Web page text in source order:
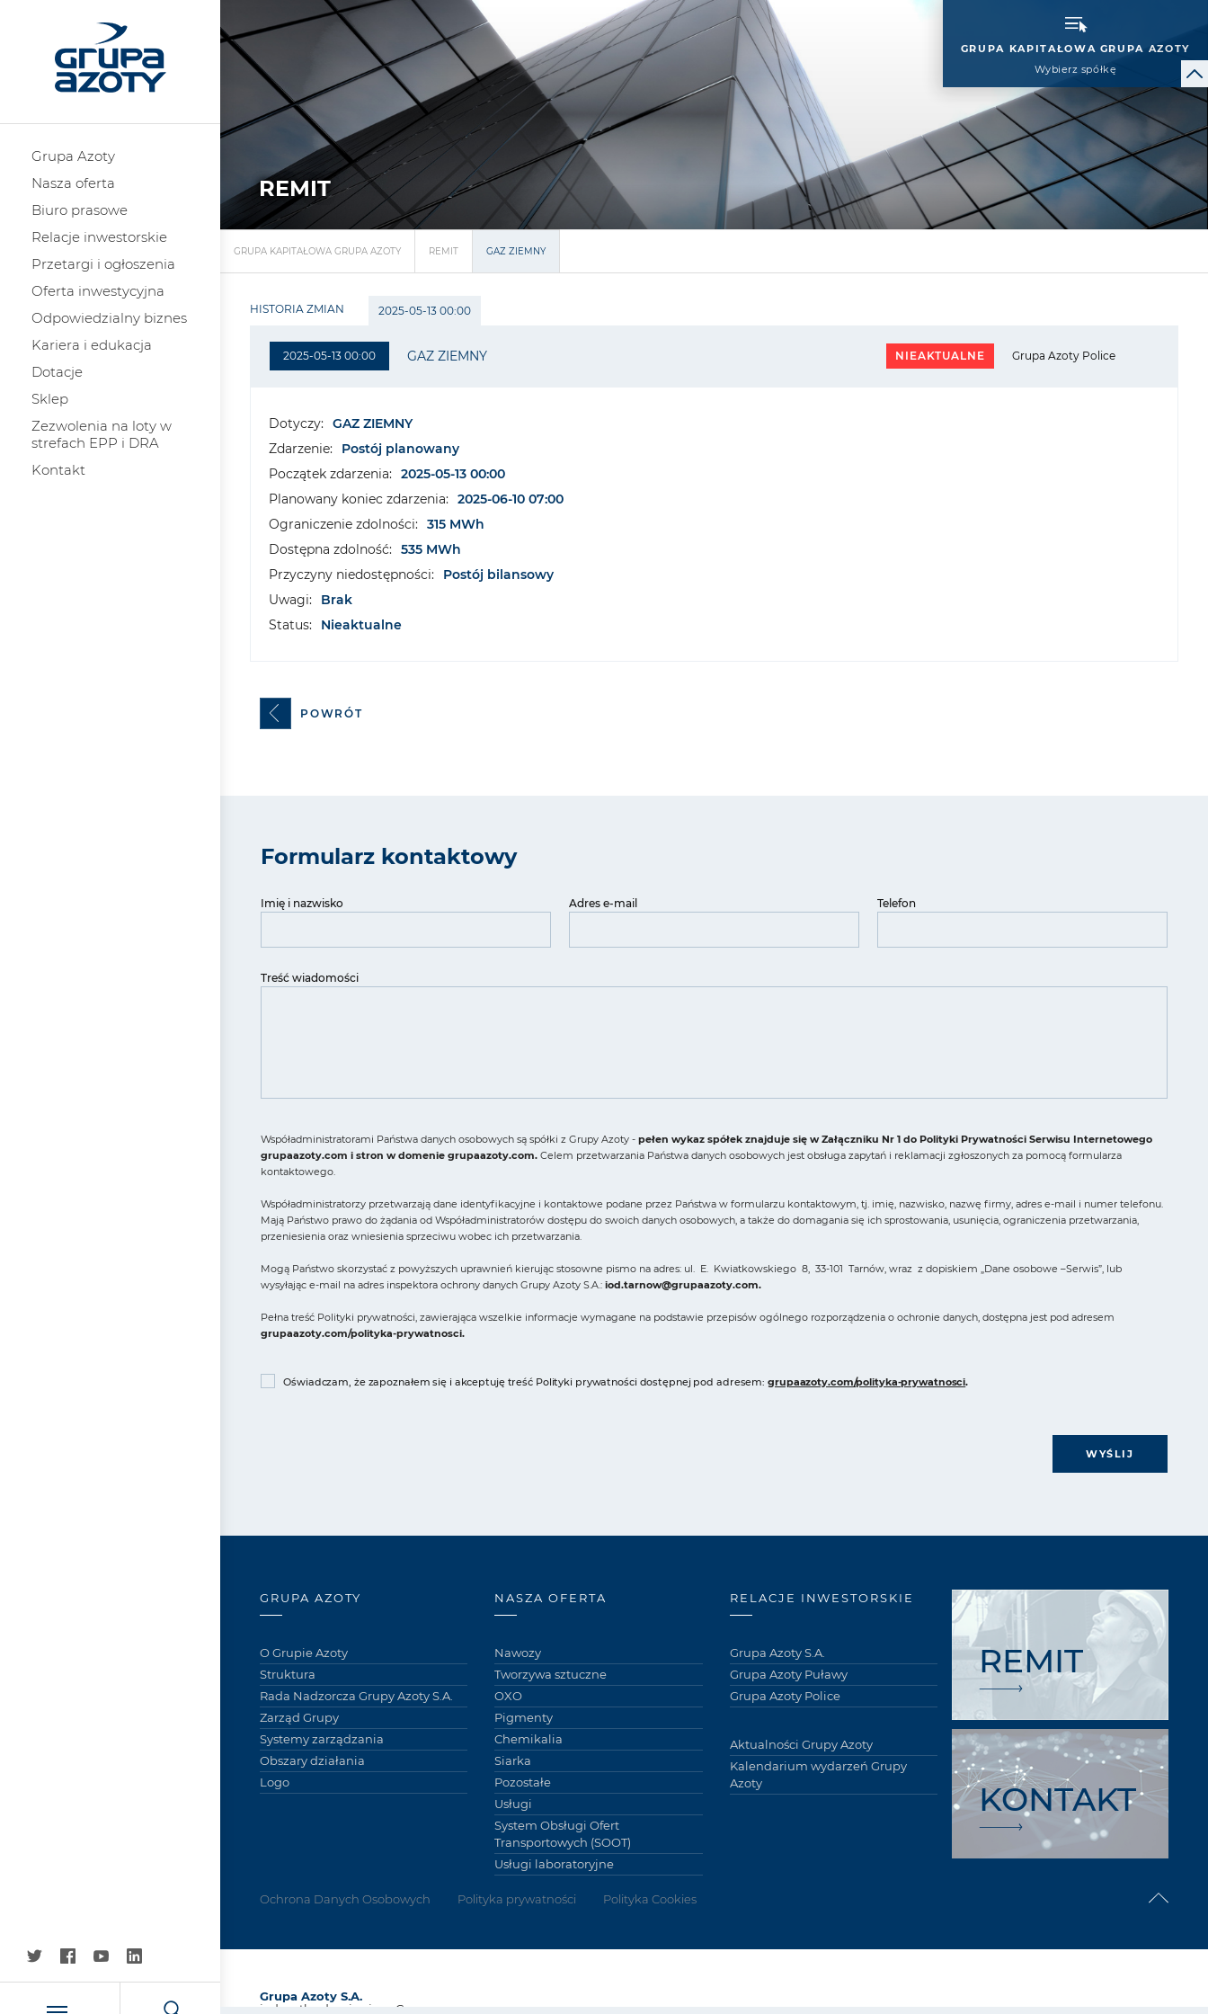
Grupa Azoty
Nasza oferta
Biuro prasowe
Relacje inwestorskie
Przetargi i ogłoszenia
Oferta inwestycyjna
Odpowiedzialny biznes
Kariera i edukacja
Dotacje
Sklep
Zezwolenia na loty w
strefach EPP i DRA
Kontakt
GRUPA KAPITAŁOWA GRUPA AZOTY
Wybierz spółkę
REMIT
GRUPA KAPITAŁOWA GRUPA AZOTY REMIT GAZ ZIEMNY
HISTORIA ZMIAN 2025-05-13 00:00
2025-05-13 00:00 GAZ ZIEMNY NIEAKTUALNE Grupa Azoty Police
Dotyczy:
GAZ ZIEMNY
Zdarzenie:
Postój planowany
Początek zdarzenia:
2025-05-13 00:00
Planowany koniec zdarzenia:
2025-06-10 07:00
Ograniczenie zdolności:
315 MWh
Dostępna zdolność:
535 MWh
Przyczyny niedostępności:
Postój bilansowy
Uwagi:
Brak
Status:
Nieaktualne
POWRÓT
Formularz kontaktowy
Imię i nazwisko Adres e-mail Telefon
Treść wiadomości
Współadministratorami Państwa danych osobowych są spółki z Grupy Azoty -pełen wykaz spółek znajduje się w Załączniku Nr 1 do Polityki Prywatności Serwisu Internetowego
grupaazoty.com i stron w domenie grupaazoty.com. Celem przetwarzania Państwa danych osobowych jest obsługa zapytań i reklamacji zgłoszonych za pomocą formularza
kontaktowego.
Współadministratorzy przetwarzają dane identyfikacyjne i kontaktowe podane przez Państwa w formularzu kontaktowym, tj. imię, nazwisko, nazwę firmy, adres e-mail i numer telefonu.
Mają Państwo prawo do żądania od Współadministratorów dostępu do swoich danych osobowych, a także do domagania się ich sprostowania, usunięcia, ograniczenia przetwarzania,
przeniesienia oraz wniesienia sprzeciwu wobec ich przetwarzania.
Mogą Państwo skorzystać z powyższych uprawnień kierując stosowne pismo na adres: ul. E. Kwiatkowskiego 8, 33-101 Tarnów, wraz z dopiskiem „Dane osobowe –Serwis”, lub
wysyłając e-mail na adres inspektora ochrony danych Grupy Azoty S.A.:iod.tarnow@grupaazoty.com.
Pełna treść Polityki prywatności, zawierająca wszelkie informacje wymagane na podstawie przepisów ogólnego rozporządzenia o ochronie danych, dostępna jest pod adresem
grupaazoty.com/polityka-prywatnosci.
Oświadczam, że zapoznałem się i akceptuję treść Polityki prywatności dostępnej pod adresem:grupaazoty.com/polityka-prywatnosci.
WYŚLIJ
GRUPA AZOTY
O Grupie Azoty
Struktura
Rada Nadzorcza Grupy Azoty S.A.
Zarząd Grupy
Systemy zarządzania
Obszary działania
Logo
NASZA OFERTA
Nawozy
Tworzywa sztuczne
OXO
Pigmenty
Chemikalia
Siarka
Pozostałe
Usługi
System Obsługi Ofert
Transportowych (SOOT)
Usługi laboratoryjne
RELACJE INWESTORSKIE
Grupa Azoty S.A.
Grupa Azoty Puławy
Grupa Azoty Police
Aktualności Grupy Azoty
Kalendarium wydarzeń Grupy
Azoty
REMIT
KONTAKT
Ochrona Danych Osobowych Polityka prywatności Polityka Cookies
Grupa Azoty S.A.
jednostka dominująca Grupy